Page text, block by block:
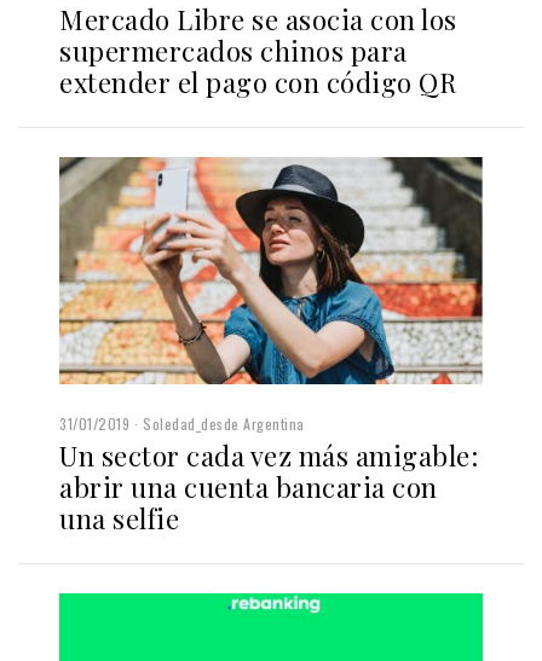
Mercado Libre se asocia con los
supermercados chinos para
extender el pago con código QR
31/01/2019 Soledad_desde Argentina
Un sector cada vez más amigable:
abrir una cuenta bancaria con
una selfie